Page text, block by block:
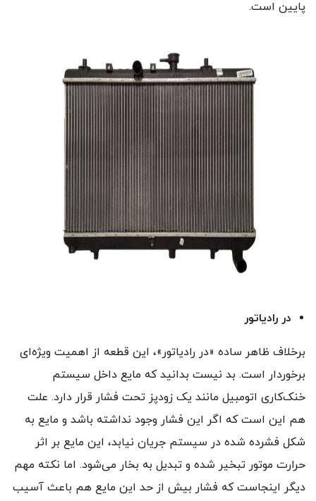
پایین است.
در رادیاتور
برخلاف ظاهر ساده «در رادیاتور»، این قطعه از اهمیت ویژه‌ای
برخوردار است. بد نیست بدانید که مایع داخل سیستم
خنک‌کاری اتومبیل مانند یک زودپز تحت فشار قرار دارد. علت
هم این است که اگر این فشار وجود نداشته باشد و مایع به
شکل فشرده شده در سیستم جریان نیابد، این مایع بر اثر
حرارت موتور تبخیر شده و تبدیل به بخار می‌شود. اما نکته مهم
دیگر اینجاست که فشار بیش از حد این مایع هم باعث آسیب